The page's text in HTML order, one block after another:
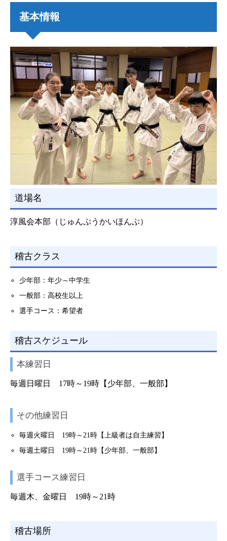
基本情報
道場名
淳風会本部（じゅんぷうかいほんぶ）
稽古クラス
少年部：年少～中学生
一般部：高校生以上
選手コース：希望者
稽古スケジュール
本練習日
毎週日曜日 17時～19時【少年部、一般部】
その他練習日
毎週火曜日 19時～21時【上級者は自主練習】
毎週土曜日 19時～21時【少年部、一般部】
選手コース練習日
毎週木、金曜日 19時～21時
稽古場所